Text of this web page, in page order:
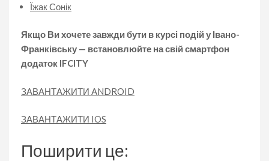
Їжак Сонік
Якщо Ви хочете завжди бути в курсі подій у Івано-
Франківську — встановлюйте на свій смартфон
додаток IFCITY
ЗАВАНТАЖИТИ ANDROID
ЗАВАНТАЖИТИ IOS
Поширити це: